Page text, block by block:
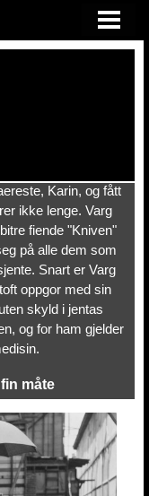
Karin, og fått
ikke lenge. Varg
fiende "Kniven"
på alle dem som
Snart er Varg
oppgor med sin
skyld i jentas
og for ham gjelder
måte